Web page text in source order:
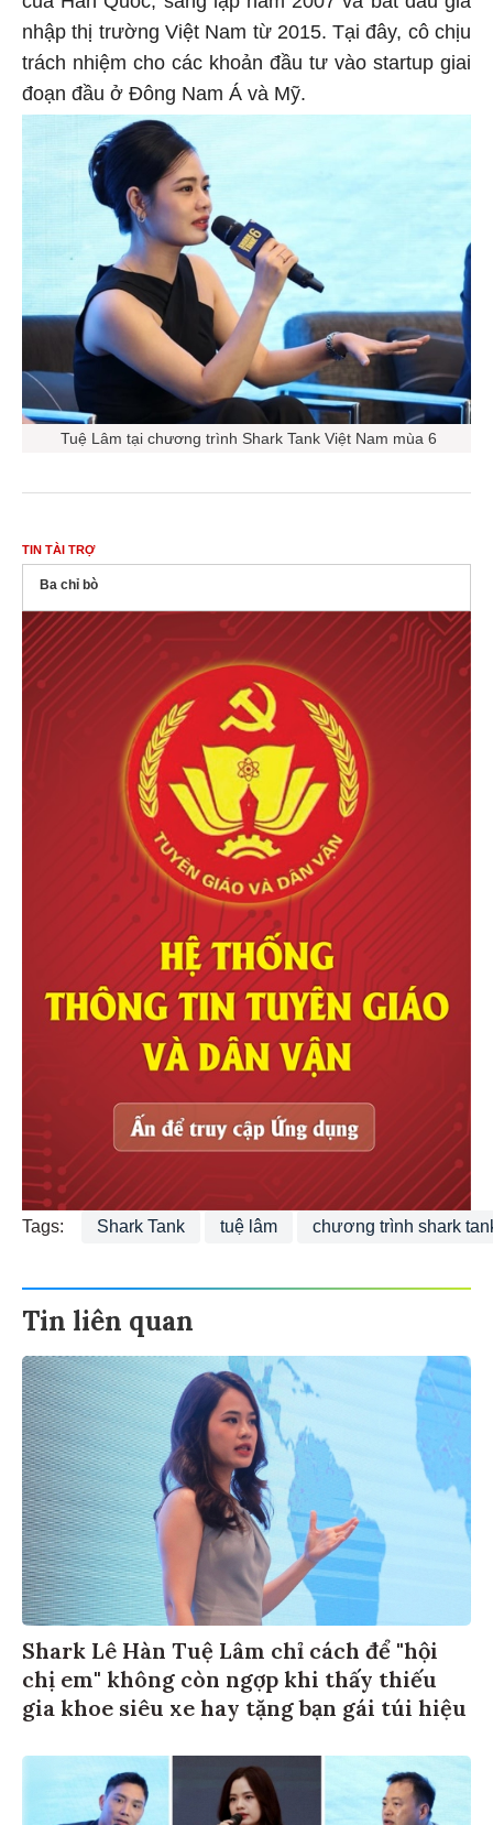
nhập thị trường Việt Nam từ 2015. Tại đây, cô chịu
trách nhiệm cho các khoản đầu tư vào startup giai
đoạn đầu ở Đông Nam Á và Mỹ.
Tuệ Lâm tại chương trình Shark Tank Việt Nam mùa 6
TIN TÀI TRỢ
Ba chỉ bò
Tags: Shark Tank tuệ lâm chương trình shark
Tin liên quan
Shark Lê Hàn Tuệ Lâm chỉ cách để "hội
chị em" không còn ngợp khi thấy thiếu
gia khoe siêu xe hay tặng bạn gái túi hiệu